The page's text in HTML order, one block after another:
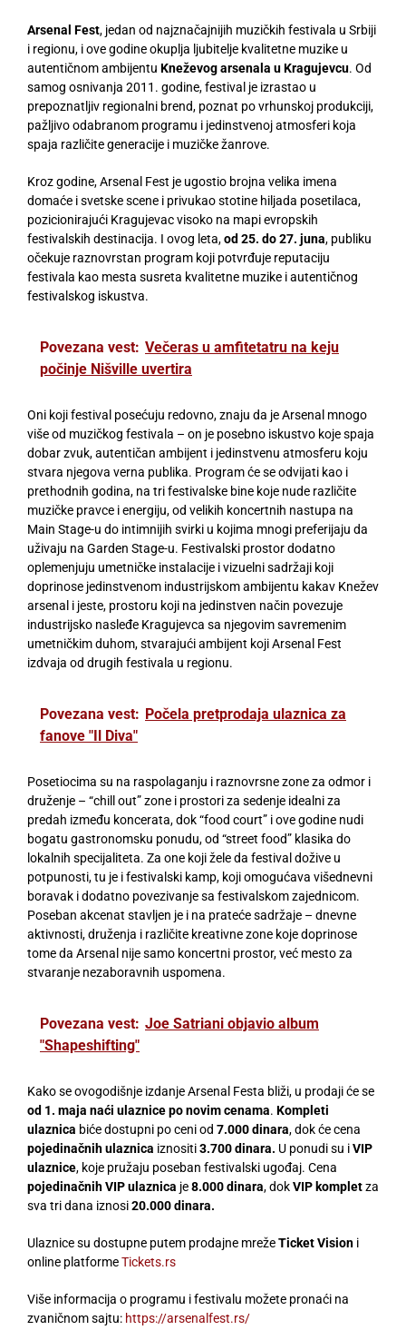
Arsenal Fest, jedan od najznačajnijih muzičkih festivala u Srbiji
i regionu, i ove godine okuplja ljubitelje kvalitetne muzike u
autentičnom ambijentu Kneževog arsenala u Kragujevcu. Od
samog osnivanja 2011. godine, festival je izrastao u
prepoznatljiv regionalni brend, poznat po vrhunskoj produkciji,
pažljivo odabranom programu i jedinstvenoj atmosferi koja
spaja različite generacije i muzičke žanrove.
Kroz godine, Arsenal Fest je ugostio brojna velika imena
domaće i svetske scene i privukao stotine hiljada posetilaca,
pozicionirajući Kragujevac visoko na mapi evropskih
festivalskih destinacija. I ovog leta,od 25. do 27. juna, publiku
očekuje raznovrstan program koji potvrđuje reputaciju
festivala kao mesta susreta kvalitetne muzike i autentičnog
festivalskog iskustva.
Povezana vest: Večeras u amfitetatru na keju
počinje Nišville uvertira
Oni koji festival posećuju redovno, znaju da je Arsenal mnogo
više od muzičkog festivala – on je posebno iskustvo koje spaja
dobar zvuk, autentičan ambijent i jedinstvenu atmosferu koju
stvara njegova verna publika. Program će se odvijati kao i
prethodnih godina, na tri festivalske bine koje nude različite
muzičke pravce i energiju, od velikih koncertnih nastupa na
Main Stage-u do intimnijih svirki u kojima mnogi preferijaju da
uživaju na Garden Stage-u. Festivalski prostor dodatno
oplemenjuju umetničke instalacije i vizuelni sadržaji koji
doprinose jedinstvenom industrijskom ambijentu kakav Knežev
arsenal i jeste, prostoru koji na jedinstven način povezuje
industrijsko nasleđe Kragujevca sa njegovim savremenim
umetničkim duhom, stvarajući ambijent koji Arsenal Fest
izdvaja od drugih festivala u regionu.
Povezana vest: Počela pretprodaja ulaznica za
fanove "Il Diva"
Posetiocima su na raspolaganju i raznovrsne zone za odmor i
druženje – “chill out” zone i prostori za sedenje idealni za
predah između koncerata, dok “food court” i ove godine nudi
bogatu gastronomsku ponudu, od “street food” klasika do
lokalnih specijaliteta. Za one koji žele da festival dožive u
potpunosti, tu je i festivalski kamp, koji omogućava višednevni
boravak i dodatno povezivanje sa festivalskom zajednicom.
Poseban akcenat stavljen je i na prateće sadržaje – dnevne
aktivnosti, druženja i različite kreativne zone koje doprinose
tome da Arsenal nije samo koncertni prostor, već mesto za
stvaranje nezaboravnih uspomena.
Povezana vest: Joe Satriani objavio album
"Shapeshifting"
Kako se ovogodišnje izdanje Arsenal Festa bliži, u prodaji će se
od 1. maja naći ulaznice po novim cenama. Kompleti
ulaznica biće dostupni po ceni od 7.000 dinara, dok će cena
pojedinačnih ulaznica iznositi3.700 dinara. U ponudi su iVIP
ulaznice, koje pružaju poseban festivalski ugođaj. Cena
pojedinačnih VIP ulaznica je8.000 dinara, dokVIP kompletza
sva tri dana iznosi20.000 dinara.
Ulaznice su dostupne putem prodajne mrežeTicket Vision i
online platformeTickets.rs
Više informacija o programu i festivalu možete pronaći na
zvaničnom sajtu: https://arsenalfest.rs/